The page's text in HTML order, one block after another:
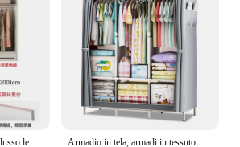
Armadio, porta in vetro di lusso leggero, celebrità moderna di Internet, porta a battente, armadio ad angolo, armadio, camera da letto, casa Armadio in tela, armadi in tessuto Pop-up con 3 grandi aree sospese, 6 scomparti impilabili e portaoggetti sotto, 125*45*170